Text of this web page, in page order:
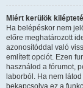
Miért kerülök
Ha belépéskor nem
előre meghatározott
azonosítóddal való
említett opciót. Ezen
használod a fórumot,
laborból. Ha nem
bekapcsolva ez a